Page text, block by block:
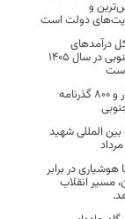
و
دولت است
درآمدهای
مصوب خراسان جنوبی در سال ۱۴۰۵
صدور هفت هزار و ۸۰۰ گذرنامه
بین المللی شهید
هوشیاری در برابر
مسیر انقلاب